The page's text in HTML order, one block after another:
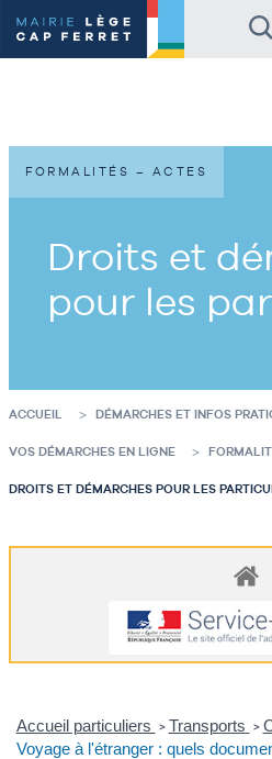
au
contenu
de
au
pied
de
Droits et
pour les
FORMALITÉS – ACTES
ACCUEIL DÉMARCHES ET INFOS
VOS DÉMARCHES EN LIGNE
DROITS ET DÉMARCHES POUR LES
Accueil particuliers > Transports >
Voyage à l'étranger : quels